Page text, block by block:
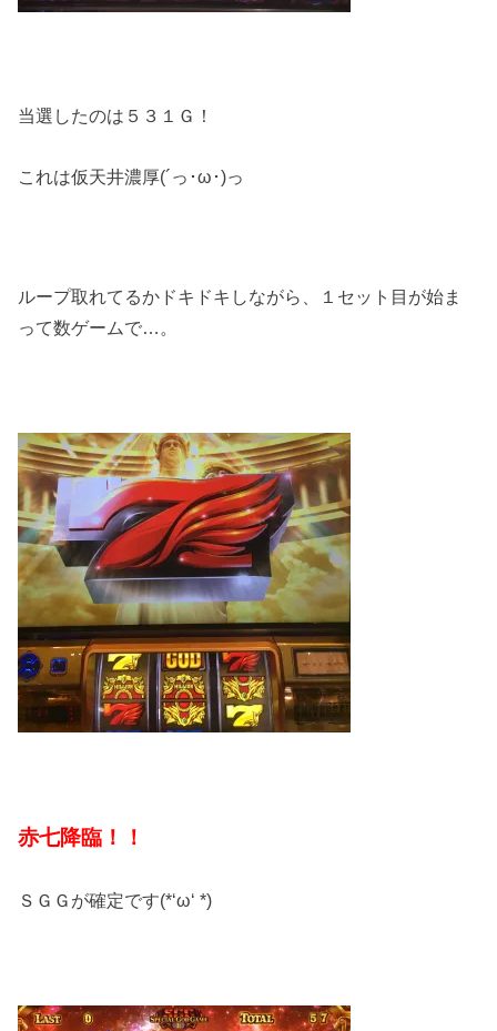
当選したのは５３１Ｇ！
これは仮天井濃厚(´っ･ω･)っ
ループ取れてるかドキドキしながら、１セット目が始ま
って数ゲームで…。
赤七降臨！！
ＳＧＧが確定です(*‘ω‘ *)